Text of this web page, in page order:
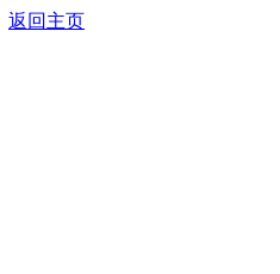
返回主页